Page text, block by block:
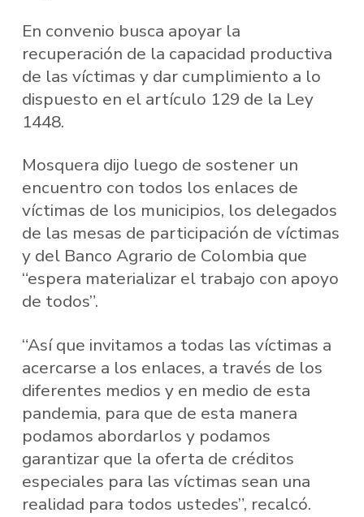
En convenio busca apoyar la
recuperación de la capacidad productiva
de las víctimas y dar cumplimiento a lo
dispuesto en el artículo 129 de la Ley
1448.
Mosquera dijo luego de sostener un
encuentro con todos los enlaces de
víctimas de los municipios, los delegados
de las mesas de participación de víctimas
y del Banco Agrario de Colombia que
“espera materializar el trabajo con apoyo
de todos”.
“Así que invitamos a todas las víctimas a
acercarse a los enlaces, a través de los
diferentes medios y en medio de esta
pandemia, para que de esta manera
podamos abordarlos y podamos
garantizar que la oferta de créditos
especiales para las víctimas sean una
realidad para todos ustedes”, recalcó.